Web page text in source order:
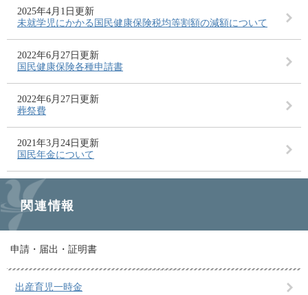
2025年4月1日更新
未就学児にかかる国民健康保険税均等割額の減額について
2022年6月27日更新
国民健康保険各種申請書
2022年6月27日更新
葬祭費
2021年3月24日更新
国民年金について
関連情報
申請・届出・証明書
出産育児一時金